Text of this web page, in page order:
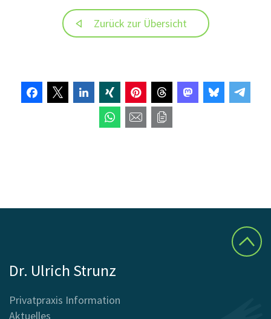
Zurück zur Übersicht
Dr. Ulrich Strunz
Privatpraxis Information
Aktuelles